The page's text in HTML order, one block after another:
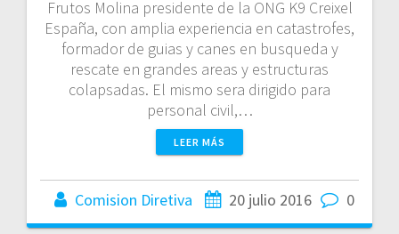
Frutos Molina presidente de la ONG K9 Creixel
España, con amplia experiencia en catastrofes,
formador de guias y canes en busqueda y
rescate en grandes areas y estructuras
colapsadas. El mismo sera dirigido para
personal civil,…
LEER MÁS
Comision Diretiva 20 julio 2016 0